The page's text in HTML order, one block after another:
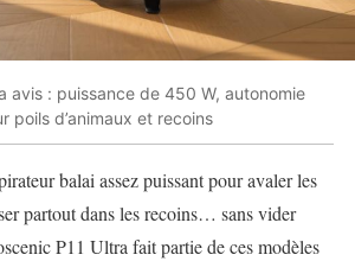
avis : puissance de 450 W, autonomie
poils d’animaux et recoins
balai assez puissant pour avaler les
partout dans les recoins… sans vider
P11 Ultra fait partie de ces modèles